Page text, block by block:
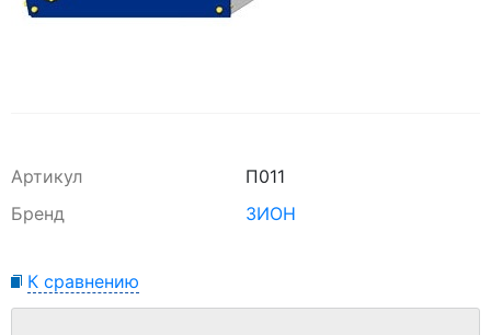
Артикул
П011
Бренд
ЗИОН
К сравнению